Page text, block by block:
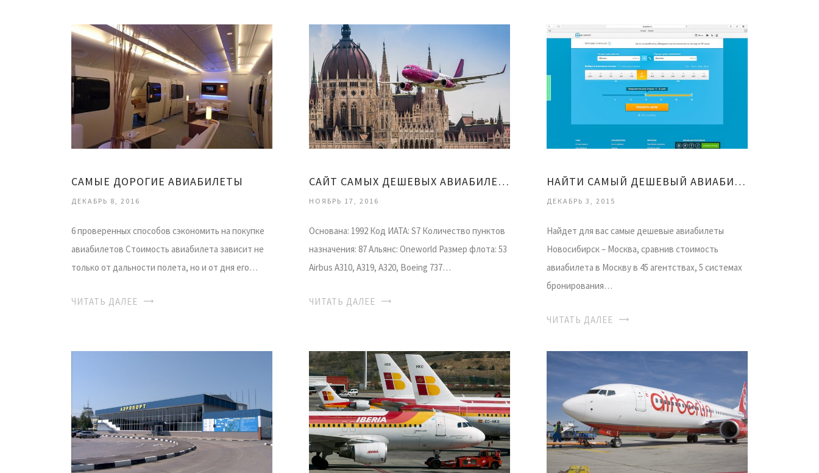
САМЫЕ ДОРОГИЕ АВИАБИЛЕТЫ
ДЕКАБРЬ 8, 2016
6 проверенных способов сэкономить на покупке
авиабилетов Стоимость авиабилета зависит не
только от дальности полета, но и от дня его…
ЧИТАТЬ ДАЛЕЕ
САЙТ САМЫХ ДЕШЕВЫХ АВИАБИЛЕТОВ
НОЯБРЬ 17, 2016
Основана: 1992 Код ИАТА: S7 Количество пунктов
назначения: 87 Альянс: Oneworld Размер флота: 53
Airbus A310, A319, A320, Boeing 737…
ЧИТАТЬ ДАЛЕЕ
НАЙТИ САМЫЙ ДЕШЕВЫЙ АВИАБИЛЕТ
ДЕКАБРЬ 3, 2015
Найдет для вас самые дешевые авиабилеты
Новосибирск – Москва, сравнив стоимость
авиабилета в Москву в 45 агентствах, 5 системах
бронирования…
ЧИТАТЬ ДАЛЕЕ